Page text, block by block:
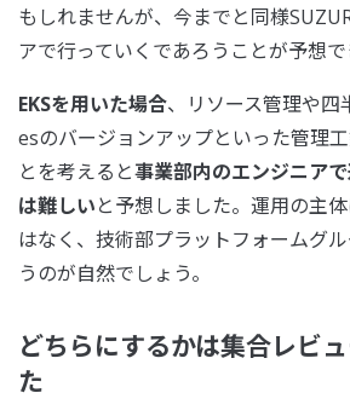
もしれませんが、今までと同様
アで行っていくであろうことが予想で
EKSを用いた場合、リソース管理や
esのバージョンアップといった管理
とを考えると事業部内のエンジニア
は難しいと予想しました。運用の主
はなく、技術部プラットフォームグ
うのが自然でしょう。
どちらにするかは集合レビ
た